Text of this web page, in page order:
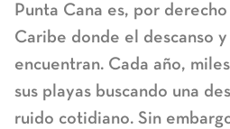
Punta Cana es, por
Caribe donde el descanso
encuentran. Cada año,
sus playas buscando una
ruido cotidiano. Sin